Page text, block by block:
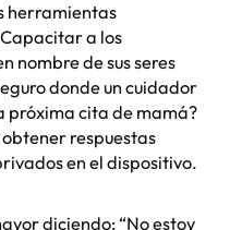
herramientas
a los
nombre de sus seres
donde un cuidador
próxima cita de mamá?
obtener respuestas
en el dispositivo.
diciendo: “No estoy